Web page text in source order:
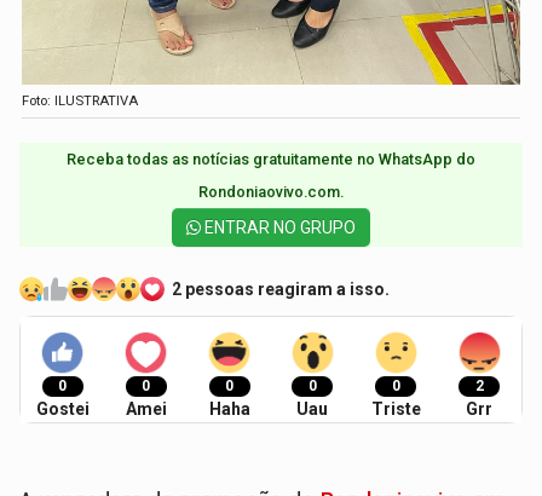
Foto: ILUSTRATIVA
Receba todas as notícias gratuitamente no WhatsApp do
Rondoniaovivo.com.​
ENTRAR NO GRUPO
2 pessoas reagiram a isso.
0
Gostei
0
Amei
0
Haha
0
Uau
0
Triste
2
Grr